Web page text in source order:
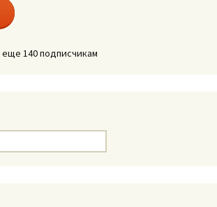
140 подписчикам